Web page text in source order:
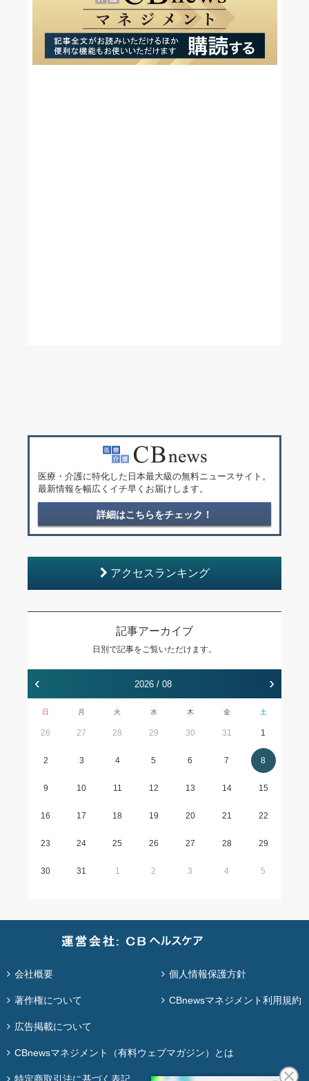
医療・介護に特化した日本最大級の無料ニュースサイト。
最新情報を幅広くイチ早くお届けします。
詳細はこちらをチェック！
アクセスランキング
記事アーカイブ
日別で記事をご覧いただけます。
‹ 2026 / 08 ›
日 月 火 水 木 金 土
26 27 28 29 30 31 1
2 3 4 5 6 7 8
9 10 11 12 13 14 15
16 17 18 19 20 21 22
23 24 25 26 27 28 29
30 31 1 2 3 4 5
会社概要 個人情報保護方針
著作権について CBnewsマネジメント利用規約
広告掲載について
CBnewsマネジメント（有料ウェブマガジン）とは